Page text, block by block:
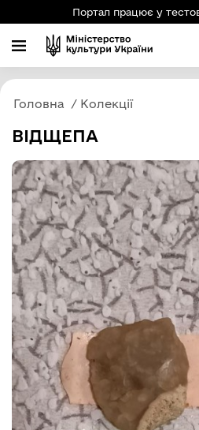
Портал працює у
Головна Колекції
ВІДЩЕПА